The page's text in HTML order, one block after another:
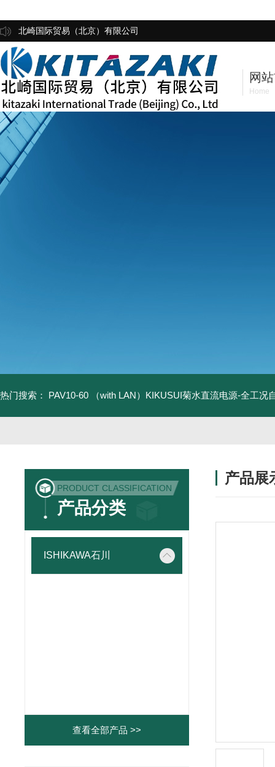
北崎国际贸易（北京）有限公司
网
Home
热门搜索： PAV10-60 （with LAN）KIKUSUI菊水直流电源-全工况
PRODUCT CLASSIFICATION
产品分类
ISHIKAWA石川
查看全部产品 >>
产品展